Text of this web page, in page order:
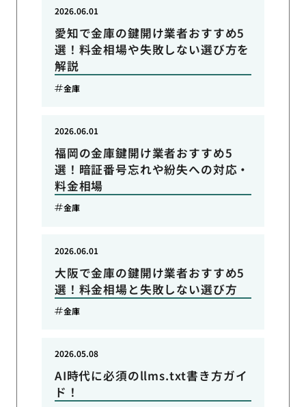
愛知で金庫の鍵開け業者おすすめ5
選！料金相場や失敗しない選び方を
解説
2026.06.01
金庫
福岡の金庫鍵開け業者おすすめ5
選！暗証番号忘れや紛失への対応・
料金相場
2026.06.01
金庫
大阪で金庫の鍵開け業者おすすめ5
選！料金相場と失敗しない選び方
2026.06.01
金庫
AI時代に必須のllms.txt書き方ガイ
ド！
2026.05.08